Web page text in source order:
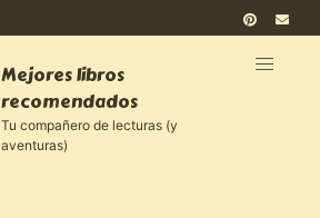
Mejores libros
recomendados
Tu compañero de lecturas (y
aventuras)